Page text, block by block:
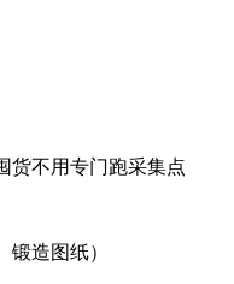
货不用专门跑采集点
造图纸）